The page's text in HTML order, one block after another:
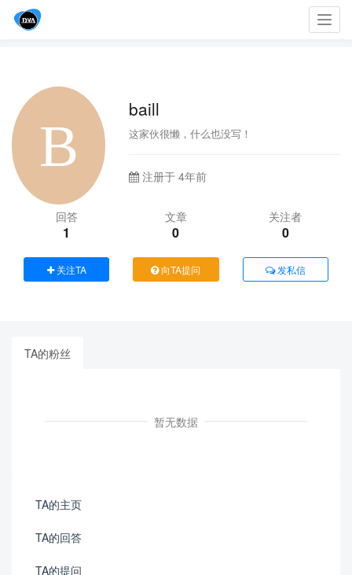
baill
这家伙很懒，什么也没写！
注册于 4年前
回答
1
文章
0
关注者
0
关注TA 向TA提问 发私信
TA的粉丝
暂无数据
TA的主页
TA的回答
TA的提问